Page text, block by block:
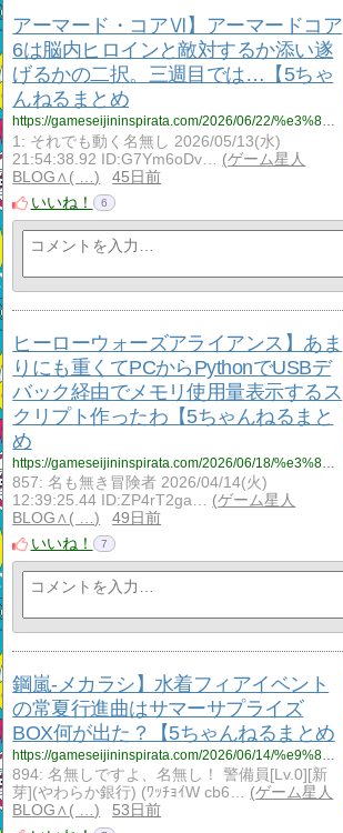
アーマード・コアⅥ】アーマードコア
6は脳内ヒロインと敵対するか添い遂
げるかの二択。三週目では…【5ちゃ
んねるまとめ
https://gameseijininspirata.com/2026/06/22/%e3%82%a2%e3%83%bc%e3%83%9e%e3%83%bc%e3%83%89%e3%83%bb%e3%82%b3%e3%82%a2%e2%85%b5%e3%80%91%e3%82%a2%e3%83%bc%e3%83%9e%e3%83%bc%e3%83%89%e3%82%b3%e3%82%a26%e3%81%af%e8%84%b3%e5%86%85%e3%83%92%e3%83%ad/
1: それでも動く名無し 2026/05/13(水)
21:54:38.92 ID:G7Ym6oDv…
ゲーム星人
BLOG∧( …
45日前
いいね！
6
ヒーローウォーズアライアンス】あま
りにも重くてPCからPythonでUSBデ
バック経由でメモリ使用量表示するス
クリプト作ったわ【5ちゃんねるまと
め
857: 名も無き冒険者 2026/04/14(火)
12:39:25.44 ID:ZP4rT2ga…
ゲーム星人
BLOG∧( …
49日前
いいね！
7
鋼嵐‐メカラシ】水着フィアイベント
の常夏行進曲はサマーサプライズ
BOX何が出た？【5ちゃんねるまとめ
894: 名無しですよ、名無し！ 警備員[Lv.0][新
芽](やわらか銀行) (ﾜｯﾁｮｲW cb6…
ゲーム星人
BLOG∧( …
53日前